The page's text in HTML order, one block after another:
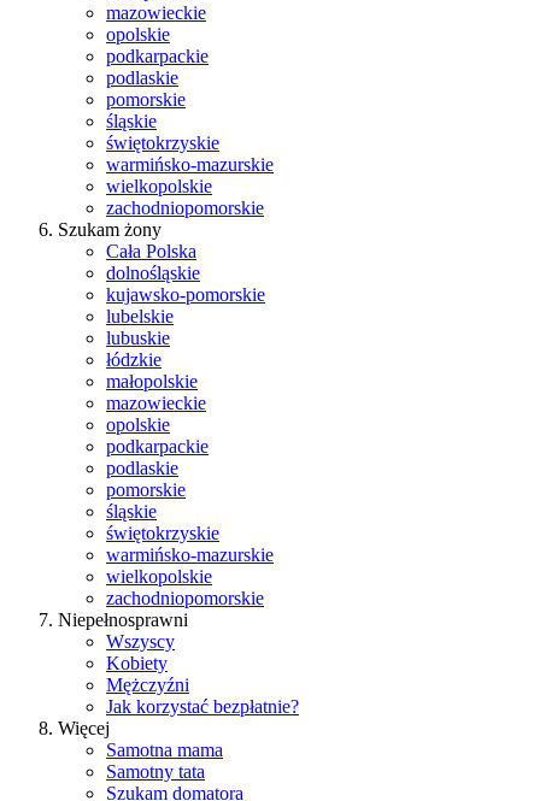
mazowieckie
opolskie
podkarpackie
podlaskie
pomorskie
śląskie
świętokrzyskie
warmińsko-mazurskie
wielkopolskie
zachodniopomorskie
Szukam żony
Cała Polska
dolnośląskie
kujawsko-pomorskie
lubelskie
lubuskie
łódzkie
małopolskie
mazowieckie
opolskie
podkarpackie
podlaskie
pomorskie
śląskie
świętokrzyskie
warmińsko-mazurskie
wielkopolskie
zachodniopomorskie
Niepełnosprawni
Wszyscy
Kobiety
Mężczyźni
Jak korzystać bezpłatnie?
Więcej
Samotna mama
Samotny tata
Szukam domatora